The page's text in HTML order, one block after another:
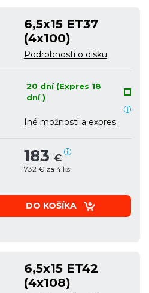
6,5x15 ET37
(4x100)
Podrobnosti o disku
20 dní (Expres 18
dní )
Iné možnosti a expres
183 €
732 € za 4 ks
DO KOŠÍKA
6,5x15 ET42
(4x108)